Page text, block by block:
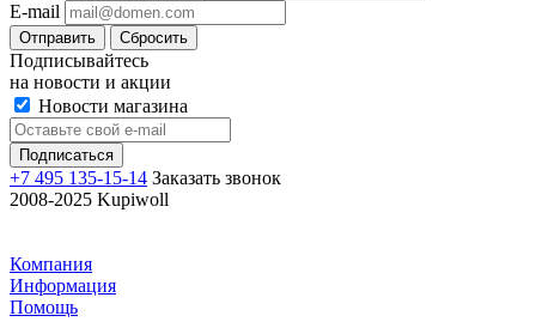
E-mail
Отправить Сбросить
Подписывайтесь
на новости и акции
Новости магазина
+7 495 135-15-14 Заказать звонок
2008-2025 Kupiwoll
Компания
Информация
Помощь